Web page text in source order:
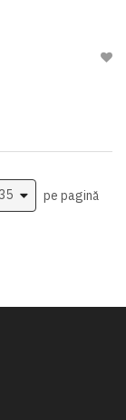
pe pagină